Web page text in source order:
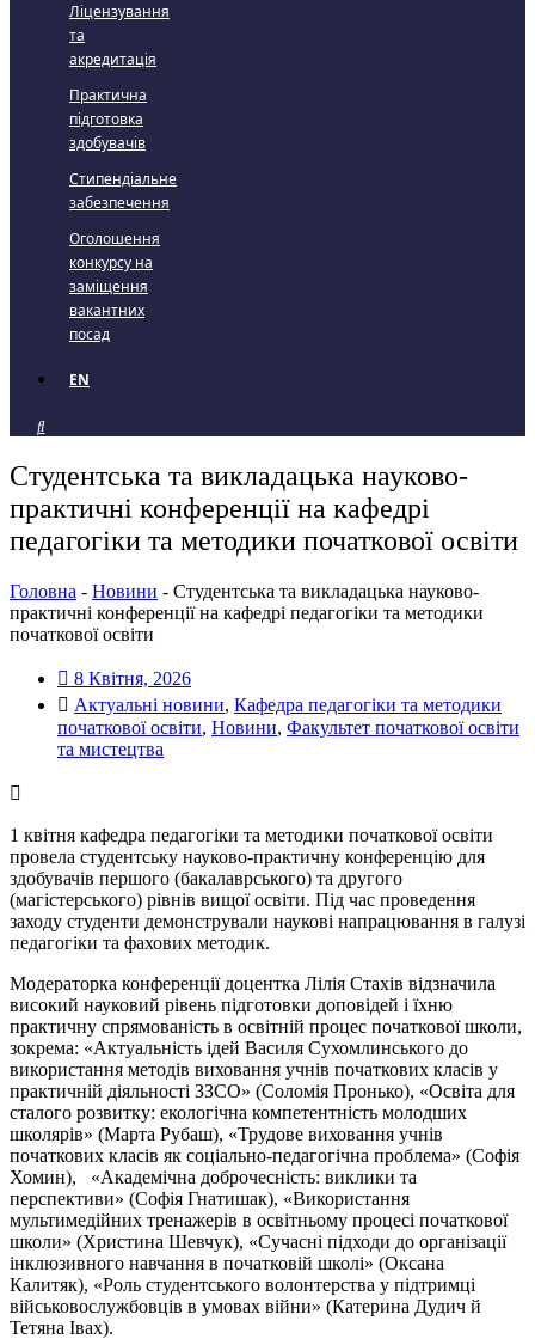
Ліцензування
та
акредитація
Практична
підготовка
здобувачів
Стипендіальне
забезпечення
Оголошення
конкурсу на
заміщення
вакантних
посад
EN
Cтудентська та викладацька науково-
практичні конференції на кафедрі
педагогіки та методики початкової освіти
Головна - Новини - Cтудентська та викладацька науково-
практичні конференції на кафедрі педагогіки та методики
початкової освіти
8 Квітня, 2026
Актуальні новини, Кафедра педагогіки та методики
початкової освіти, Новини, Факультет початкової освіти
та мистецтва
1 квітня кафедра педагогіки та методики початкової освіти
провела студентську науково-практичну конференцію для
здобувачів першого (бакалаврського) та другого
(магістерського) рівнів вищої освіти. Під час проведення
заходу студенти демонстрували наукові напрацювання в галузі
педагогіки та фахових методик.
Модераторка конференції доцентка Лілія Стахів відзначила
високий науковий рівень підготовки доповідей і їхню
практичну спрямованість в освітній процес початкової школи,
зокрема: «Актуальність ідей Василя Сухомлинського до
використання методів виховання учнів початкових класів у
практичній діяльності ЗЗСО» (Соломія Пронько), «Освіта для
сталого розвитку: екологічна компетентність молодших
школярів» (Марта Рубаш), «Трудове виховання учнів
початкових класів як соціально-педагогічна проблема» (Софія
Хомин), «Академічна доброчесність: виклики та
перспективи» (Софія Гнатишак), «Використання
мультимедійних тренажерів в освітньому процесі початкової
школи» (Христина Шевчук), «Сучасні підходи до організації
інклюзивного навчання в початковій школі» (Оксана
Калитяк), «Роль студентського волонтерства у підтримці
військовослужбовців в умовах війни» (Катерина Дудич й
Тетяна Івах).